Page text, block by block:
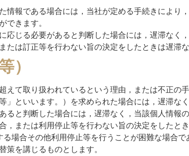
情報である場合には，当社が定める手続きにより
できます。
じる必要があると判断した場合には，遅滞なく
は訂正等を行わない旨の決定をしたときは遅滞
）
えて取り扱われているという理由，または不正の
といいます。）を求められた場合には，遅滞な
と判断した場合には，遅滞なく，当該個人情報
または利用停止等を行わない旨の決定をしたと
場合その他利用停止等を行うことが困難な場合
を講じるものとします。